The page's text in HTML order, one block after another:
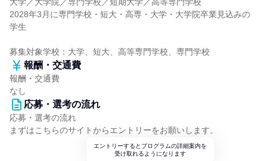
2028年3月に専門学校・短大・高専・大学・大学院卒業見込みの
学生
募集対象学校：大学、短大、高等専門学校、専門学校
報酬・交通費
報酬・交通費
なし
応募・選考の流れ
応募・選考の流れ
まずはこちらのサイトからエントリーをお願いします。
エントリーするとプログラムの詳細案内を
受け取れるようになります